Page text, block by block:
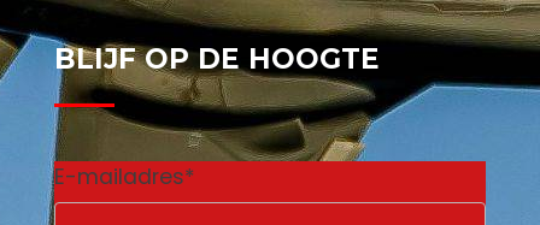
BLIJF OP DE HOOGTE
E-mailadres*